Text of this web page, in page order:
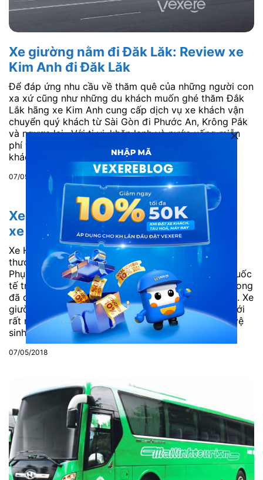
Xe giường nằm đi Đăk Lăk: Review xe
Kim Anh đi Đăk Lăk
Để đáp ứng nhu cầu về thăm quê của những người con
xa xứ cũng như những du khách muốn ghé thăm Đắk
Lắk hãng xe Kim Anh cung cấp dịch vụ xe khách vận
chuyển quý khách từ Sài Gòn đi Phước An, Krông Pắk
và ngược lại.. Với ti vi, khăn lạnh và nước uống miễn
phí trên xe, nhà xe Kim Anh sẽ mang đến cho hành
khách những phút giây thoải mái. Quý khách có...
07/05/2018
Xe giường nằm đi Quảng Trị: Review
xe Hoàng Long đi Quảng Trị
Xe Hoàng Long đi Quảng Trị là một trong những
thương hiệu xe chất lượng cao hàng đầu Việt Nam.
Phục vụ hàng chục triệu hành khách Việt Nam và quốc
tế trong suốt 16 năm hoạt động, xe khách Hoàng Long
đã đạt giải thưởng Sao Vàng đất Việt 3 lần liên tiếp. Xe
giường nằm cao cấp Hoàng Long liên tục cải tiến với
rất nhiều tiện ích như TV, máy lạnh, khăn lạnh, nhà vệ
sinh,…...
07/05/2018